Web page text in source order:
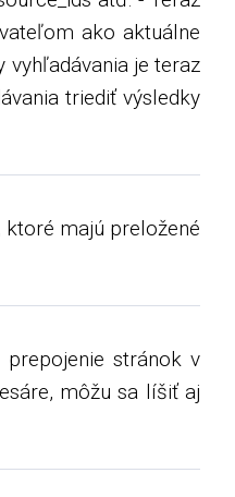
ako aktuálne
je teraz
triediť výsledky
majú preložené
stránok v
môžu sa líšiť aj